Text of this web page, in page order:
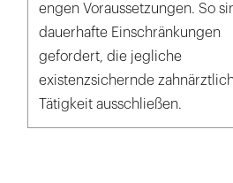
engen Voraussetzungen. So
dauerhafte Einschränkungen
gefordert, die jegliche
existenzsichernde
Tätigkeit ausschließen.